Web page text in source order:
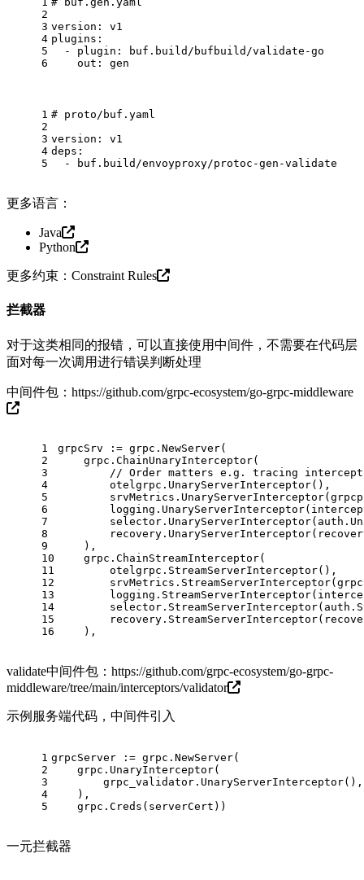
2
3
4
5
6
version:
v1
plugins:
-
plugin:
buf.build/bufbuild/validate-go
out:
gen
1
2
3
4
5
# proto/buf.yaml
version:
v1
deps:
-
buf.build/envoyproxy/protoc-gen-validate
更多语言：
Java
Python
更多约束： Constraint Rules
拦截器
对于这类相同的报错，可以直接使用中间件，不需要在代码层
面对每一次调用进行错误判断处理
中间件包： https://github.com/grpc-ecosystem/go-grpc-middleware
1
2
3
4
5
6
7
8
9
10
11
12
13
14
15
16
grpcSrv := grpc.NewServer(
    grpc.ChainUnaryInterceptor(
// Order matters e.g. tracing
        otelgrpc.UnaryServerInterceptor(),
    ),
    grpc.ChainStreamInterceptor(
        otelgrpc.StreamServerInterceptor(),
    ),
validate中间件包： https://github.com/grpc-ecosystem/go-grpc-
middleware/tree/main/interceptors/validator
示例服务端代码，中间件引入
1
2
3
4
5
grpcServer := grpc.NewServer(
    grpc.UnaryInterceptor(
        grpc_validator.UnaryServerInterceptor(),
    ),
    grpc.Creds(serverCert))
一元拦截器